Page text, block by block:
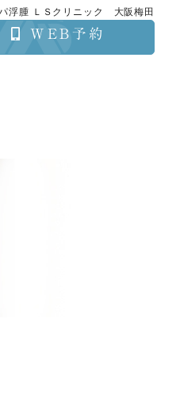
WEB予約
浮腫 ＬＳクリニック 大阪梅田